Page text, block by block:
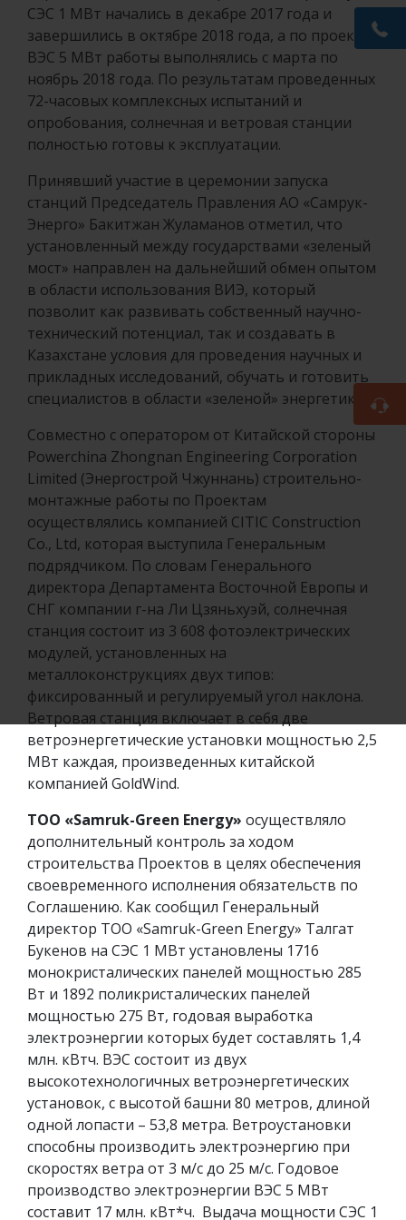
СЭС 1 МВт начались в декабре 2017 года и
завершились в октябре 2018 года, а по проекту
ВЭС 5 МВт работы выполнялись с марта по
ноябрь 2018 года. По результатам проведенных
72-часовых комплексных испытаний и
опробования, солнечная и ветровая станции
полностью готовы к эксплуатации.
Принявший участие в церемонии запуска
станций Председатель Правления АО «Самрук-
Энерго» Бакитжан Жуламанов отметил, что
установленный между государствами «зеленый
мост» направлен на дальнейший обмен опытом
в области использования ВИЭ, который
позволит как развивать собственный научно-
технический потенциал, так и создавать в
Казахстане условия для проведения научных и
прикладных исследований, обучать и готовить
специалистов в области «зеленой» энергетики.
Совместно с оператором от Китайской стороны
Powerchina Zhongnan Engineering Corporation
Limited (Энергострой Чжуннань) строительно-
монтажные работы по Проектам
осуществлялись компанией CITIC Construction
Co., Ltd, которая выступила Генеральным
подрядчиком. По словам Генерального
директора Департамента Восточной Европы и
СНГ компании г-на Ли Цзяньхуэй, солнечная
станция состоит из 3 608 фотоэлектрических
модулей, установленных на
металлоконструкциях двух типов:
фиксированный и регулируемый угол наклона.
Ветровая станция включает в себя две
ветроэнергетические установки мощностью 2,5
МВт каждая, произведенных китайской
компанией GoldWind.
ТОО «Samruk-Green Energy» осуществляло
дополнительный контроль за ходом
строительства Проектов в целях обеспечения
своевременного исполнения обязательств по
Соглашению. Как сообщил Генеральный
директор ТОО «Samruk-Green Energy» Талгат
Букенов на СЭС 1 МВт установлены 1716
монокристалических панелей мощностью 285
Вт и 1892 поликристалических панелей
мощностью 275 Вт, годовая выработка
электроэнергии которых будет составлять 1,4
млн. кВтч. ВЭС состоит из двух
высокотехнологичных ветроэнергетических
установок, с высотой башни 80 метров, длиной
одной лопасти – 53,8 метра. Ветроустановки
способны производить электроэнергию при
скоростях ветра от 3 м/с до 25 м/с. Годовое
производство электроэнергии ВЭС 5 МВт
составит 17 млн. кВт*ч. Выдача мощности СЭС 1